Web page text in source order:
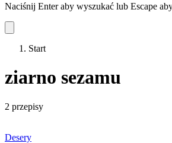
Naciśnij Enter aby wyszukać lub Escape
Start
ziarno sezamu
2 przepisy
Desery